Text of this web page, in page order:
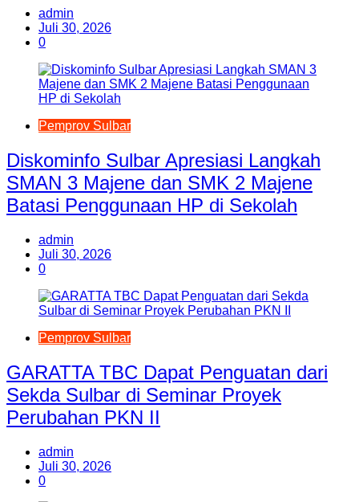
admin
Juli 30, 2026
0
Pemprov Sulbar
Diskominfo Sulbar Apresiasi Langkah
SMAN 3 Majene dan SMK 2 Majene
Batasi Penggunaan HP di Sekolah
admin
Juli 30, 2026
0
Pemprov Sulbar
GARATTA TBC Dapat Penguatan dari
Sekda Sulbar di Seminar Proyek
Perubahan PKN II
admin
Juli 30, 2026
0